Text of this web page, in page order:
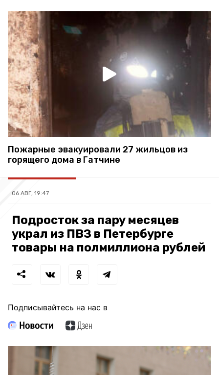
Пожарные эвакуировали 27 жильцов из
горящего дома в Гатчине
06 АВГ, 19:47
Подросток за пару месяцев
украл из ПВЗ в Петербурге
товары на полмиллиона рублей
Подписывайтесь на нас в